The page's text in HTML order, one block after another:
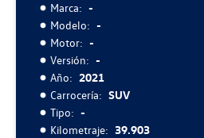
Marca: -
Modelo: -
Motor: -
Versión: -
Año: 2021
Carrocería: SUV
Tipo: -
Kilometraje: 39.903